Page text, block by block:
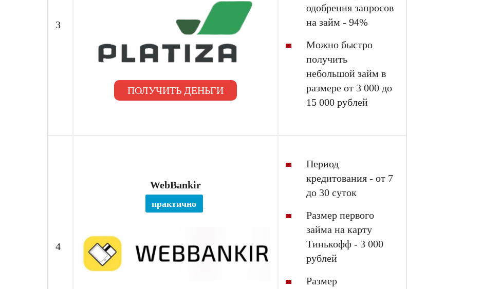
3
ПОЛУЧИТЬ ДЕНЬГИ
одобрения запросов
на займ - 94%
Можно быстро
получить
небольшой займ в
размере от 3 000 до
15 000 рублей
4
WebBankir
практично
Период
кредитования - от 7
до 30 суток
Размер первого
займа на карту
Тинькофф - 3 000
рублей
Размер